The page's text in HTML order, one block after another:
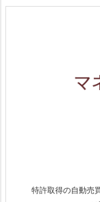
特許取得の自動売